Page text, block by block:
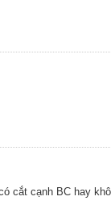
cắt cạnh BC hay